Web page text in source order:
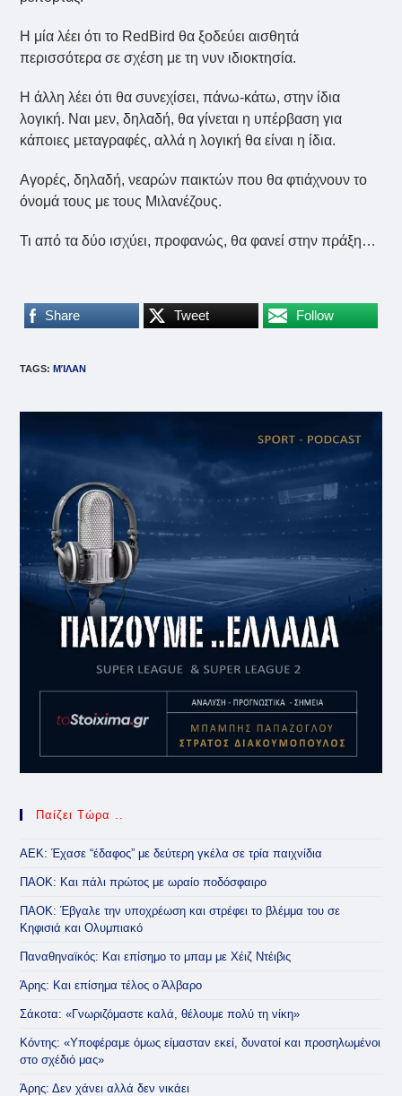
Η μία λέει ότι το RedBird θα ξοδεύει αισθητά
περισσότερα σε σχέση με τη νυν ιδιοκτησία.
Η άλλη λέει ότι θα συνεχίσει, πάνω-κάτω, στην ίδια
λογική. Ναι μεν, δηλαδή, θα γίνεται η υπέρβαση για
κάποιες μεταγραφές, αλλά η λογική θα είναι η ίδια.
Αγορές, δηλαδή, νεαρών παικτών που θα φτιάχνουν το
όνομά τους με τους Μιλανέζους.
Τι από τα δύο ισχύει, προφανώς, θα φανεί στην πράξη…
Share Tweet Follow
TAGS:ΜΊΛΑΝ
Παίζει Τώρα ..
ΑΕΚ: Έχασε “έδαφος” με δεύτερη γκέλα σε τρία παιχνίδια
ΠΑΟΚ: Και πάλι πρώτος με ωραίο ποδόσφαιρο
ΠΑΟΚ: Έβγαλε την υποχρέωση και στρέφει το βλέμμα του σε
Κηφισιά και Ολυμπιακό
Παναθηναϊκός: Και επίσημο το μπαμ με Χέιζ Ντέιβις
Άρης: Και επίσημα τέλος ο Άλβαρο
Σάκοτα: «Γνωριζόμαστε καλά, θέλουμε πολύ τη νίκη»
Κόντης: «Υποφέραμε όμως είμασταν εκεί, δυνατοί και προσηλωμένοι
στο σχέδιό μας»
Άρης: Δεν χάνει αλλά δεν νικάει